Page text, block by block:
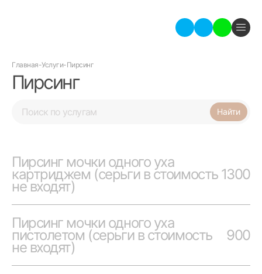
Главная-Услуги-Пирсинг
Пирсинг
Пирсинг мочки одного уха
картриджем (серьги в стоимость
не входят)
1300
Пирсинг мочки одного уха
пистолетом (серьги в стоимость
не входят)
900